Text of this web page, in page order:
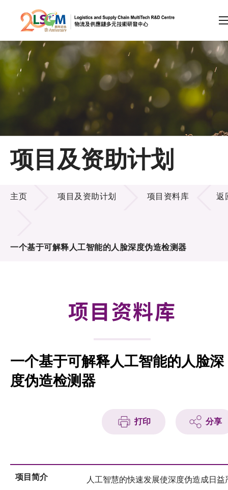
跳到内容（按回车键）
会员登录
A A EN 繁 简
主页
关于LSCM
技术商品化
合作计划
征求研发项目计划书
项目伙伴
项目及资助计划
项目及资助计划
主页 项目及资助计划 项目资料库
一个基于可解释人工智能的人脸深度伪造检测器
返
项目资料库
一个基于可解释人工智能的人脸深
度伪造检测器
打印 分享
项目简介
人工智慧的快速发展使深度伪造成日益